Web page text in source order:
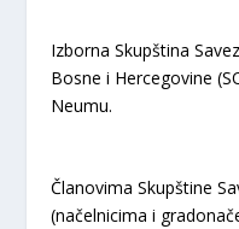
Izborna Skupština
Bosne i Hercegovine
Neumu.
Članovima Skupštine
(načelnicima i